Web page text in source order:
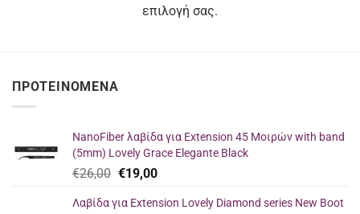
επιλογή σας.
ΠΡΟΤΕΙΝΌΜΕΝΑ
NanoFiber λαβίδα για Extension 45 Μοιρών with band
(5mm) Lovely Grace Elegante Black
€26,00 Original
was:
€19,00Η
τιμή
Λαβίδα για Extension Lovely Diamond series New Boot